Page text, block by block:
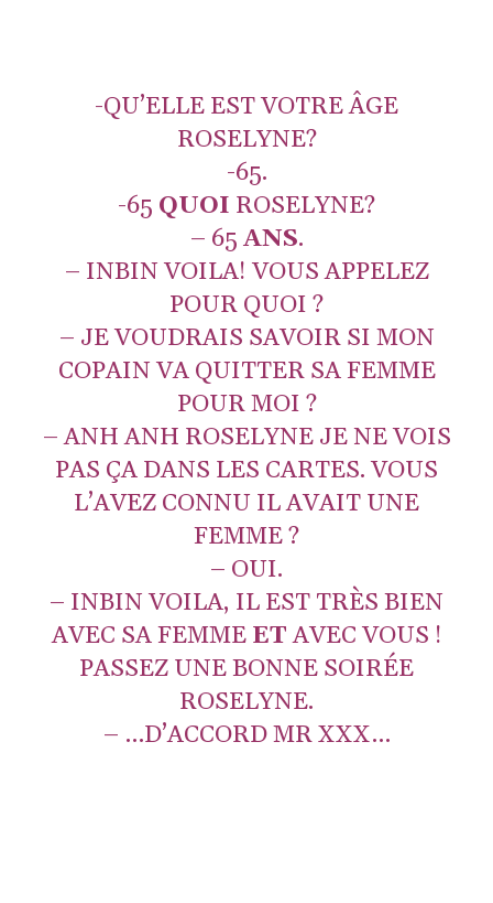
-QU’ELLE EST VOTRE ÂGE
ROSELYNE?
-65.
-65 QUOI ROSELYNE?
– 65 ANS.
– INBIN VOILA! VOUS APPELEZ
POUR QUOI ?
– JE VOUDRAIS SAVOIR SI MON
COPAIN VA QUITTER SA FEMME
POUR MOI ?
– ANH ANH ROSELYNE JE NE VOIS
PAS ÇA DANS LES CARTES. VOUS
L’AVEZ CONNU IL AVAIT UNE
FEMME ?
– OUI.
– INBIN VOILA, IL EST TRÈS BIEN
AVEC SA FEMME ETAVEC VOUS !
PASSEZ UNE BONNE SOIRÉE
ROSELYNE.
– …D’ACCORD MR XXX…